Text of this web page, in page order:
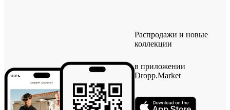
Распродажи и новые
коллекции
в приложении
Dropp.Market